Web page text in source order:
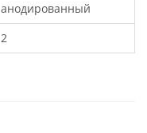
анодированный
2